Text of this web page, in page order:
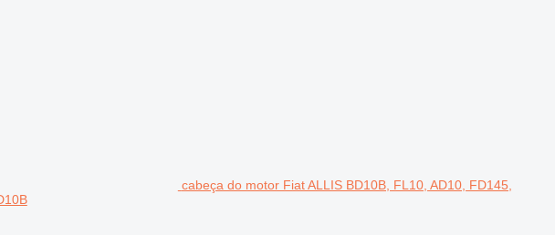
cabeça do motor Fiat ALLIS BD10B, FL10, AD10, FD145,